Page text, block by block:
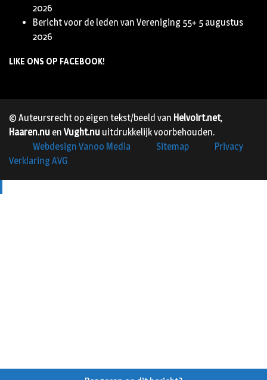
2026
Bericht voor de leden van Vereniging 55+ 5 augustus
2026
LIKE ONS OP FACEBOOK!
© Auteursrecht op eigen tekst/beeld van Helvoirt.net,
Haaren.nu en Vught.nu uitdrukkelijk voorbehouden.
Webdesign Vanoo Media
Sitemap
Privacy
Verklaring AVG